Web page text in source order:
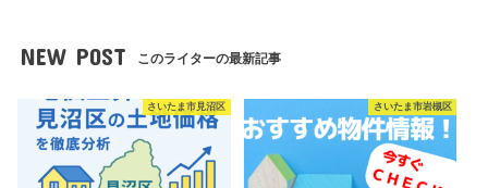
NEW POST このライターの最新記事
さいたま市見沼区 さいたま市岩槻区